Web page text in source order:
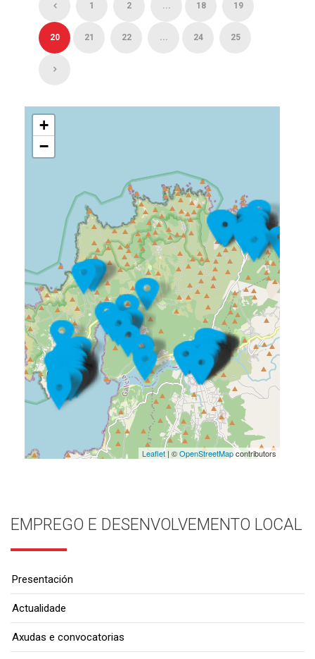
1 2 ... 18 19
20 21 22 ... 24 25
+
−
Leaflet| ©OpenStreetMapcontributors
EMPREGO E DESENVOLVEMENTO LOCAL
Presentación
Actualidade
Axudas e convocatorias